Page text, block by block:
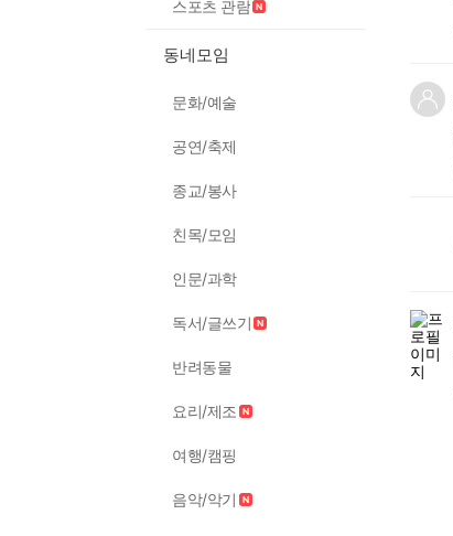
스포츠 관람
동네모임
문화/예술
공연/축제
종교/봉사
친목/모임
인문/과학
독서/글쓰기
반려동물
요리/제조
여행/캠핑
음악/악기